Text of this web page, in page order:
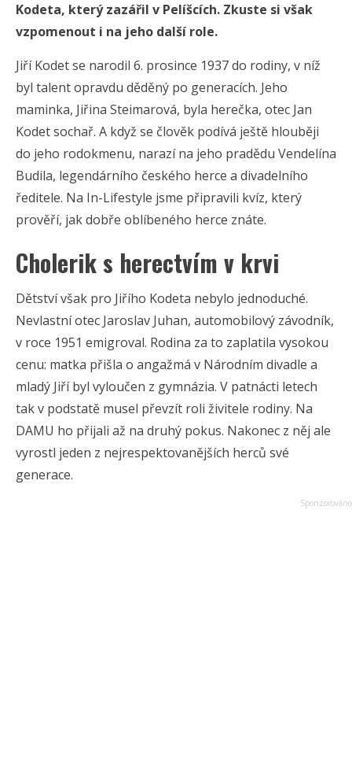
Kodeta, který zazářil v Pelíšcích. Zkuste si však
vzpomenout i na jeho další role.
Jiří Kodet se narodil 6. prosince 1937 do rodiny, v níž
byl talent opravdu děděný po generacích. Jeho
maminka, Jiřina Steimarová, byla herečka, otec Jan
Kodet sochař. A když se člověk podívá ještě hlouběji
do jeho rodokmenu, narazí na jeho pradědu Vendelína
Budila, legendárního českého herce a divadelního
ředitele. Na In-Lifestyle jsme připravili kvíz, který
prověří, jak dobře oblíbeného herce znáte.
Cholerik s herectvím v krvi
Dětství však pro Jiřího Kodeta nebylo jednoduché.
Nevlastní otec Jaroslav Juhan, automobilový závodník,
v roce 1951 emigroval. Rodina za to zaplatila vysokou
cenu: matka přišla o angažmá v Národním divadle a
mladý Jiří byl vyloučen z gymnázia. V patnácti letech
tak v podstatě musel převzít roli živitele rodiny. Na
DAMU ho přijali až na druhý pokus. Nakonec z něj ale
vyrostl jeden z nejrespektovanějších herců své
generace.